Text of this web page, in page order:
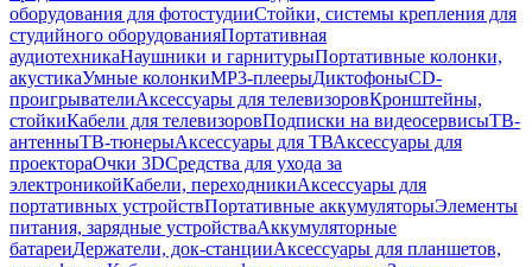
оборудования для фотостудииСтойки, системы крепления для
студийного оборудованияПортативная
аудиотехникаНаушники и гарнитурыПортативные колонки,
акустикаУмные колонкиMP3-плеерыДиктофоныCD-
проигрывателиАксессуары для телевизоровКронштейны,
стойкиКабели для телевизоровПодписки на видеосервисыТВ-
антенныТВ-тюнерыАксессуары для ТВАксессуары для
проектораОчки 3DСредства для ухода за
электроникойКабели, переходникиАксессуары для
портативных устройствПортативные аккумуляторыЭлементы
питания, зарядные устройстваАккумуляторные
батареиДержатели, док-станцииАксессуары для планшетов,